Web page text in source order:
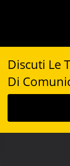
Discuti Le
Di